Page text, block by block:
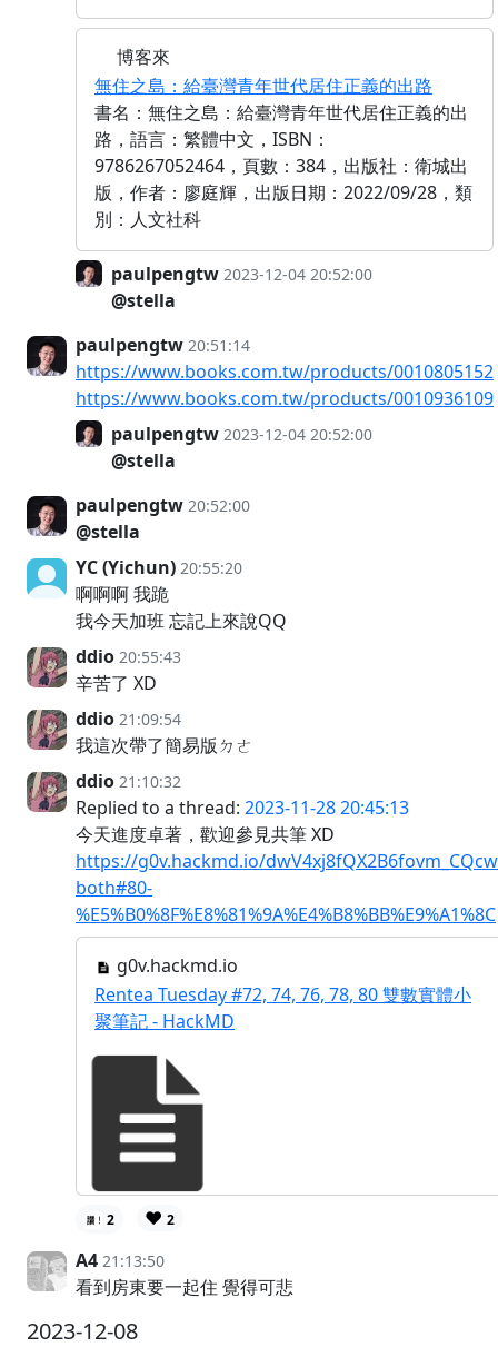
博客來
無住之島：給臺灣青年世代居住正義的出路
書名：無住之島：給臺灣青年世代居住正義的出
路，語言：繁體中文，ISBN：
9786267052464，頁數：384，出版社：衛城出
版，作者：廖庭輝，出版日期：2022/09/28，類
別：人文社科
paulpengtw 2023-12-04 20:52:00
@stella
paulpengtw 20:51:14
https://www.books.com.tw/products/0010805152
https://www.books.com.tw/products/0010936109
paulpengtw 2023-12-04 20:52:00
@stella
paulpengtw 20:52:00
@stella
YC (Yichun) 20:55:20
啊啊啊 我跪
我今天加班 忘記上來說QQ
ddio 20:55:43
辛苦了 XD
ddio 21:09:54
我這次帶了簡易版ㄉㄜ
ddio 21:10:32
Replied to a thread: 2023-11-28 20:45:13
今天進度卓著，歡迎參見共筆 XD
https://g0v.hackmd.io/
both#80-
%E5%B0%8F%E8%81%9A%E4%B8%BB%E9%A1%8C
g0v.hackmd.io
Rentea Tuesday #72, 74, 76, 78, 80 雙數實體小
聚筆記 - HackMD
2 ❤️ 2
A4 21:13:50
看到房東要一起住 覺得可悲
2023-12-08